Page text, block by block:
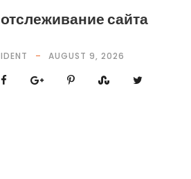
отслеживание сайта
IDENT AUGUST 9, 2026